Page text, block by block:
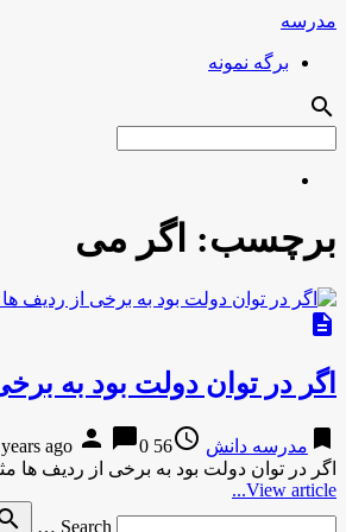
مدرسه
برگه نمونه
search
برچسب: اگر می
description
اگر در توان دولت بود به
bookmark مدرسه دانش access_time
56 years ago
person chat_bubble0
اگر در توان دولت بود به برخی از ردیف ها
View article...
Search …